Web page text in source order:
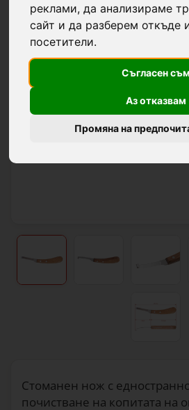
реклами, да анализираме
сайт и да разберем откъде
посетители.
Съгласен съм
Аз отказвам
Промяна на
Стоманен нож с
почистване на копитата на